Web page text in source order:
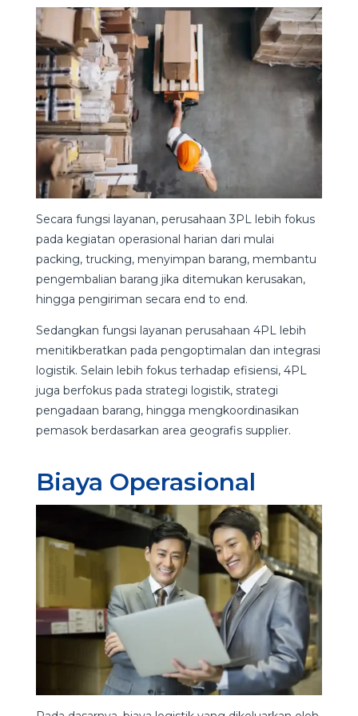
Secara fungsi layanan, perusahaan 3PL lebih fokus
pada kegiatan operasional harian dari mulai
packing, trucking, menyimpan barang, membantu
pengembalian barang jika ditemukan kerusakan,
hingga pengiriman secara end to end.
Sedangkan fungsi layanan perusahaan 4PL lebih
menitikberatkan pada pengoptimalan dan integrasi
logistik. Selain lebih fokus terhadap efisiensi, 4PL
juga berfokus pada strategi logistik, strategi
pengadaan barang, hingga mengkoordinasikan
pemasok berdasarkan area geografis supplier.
Biaya Operasional